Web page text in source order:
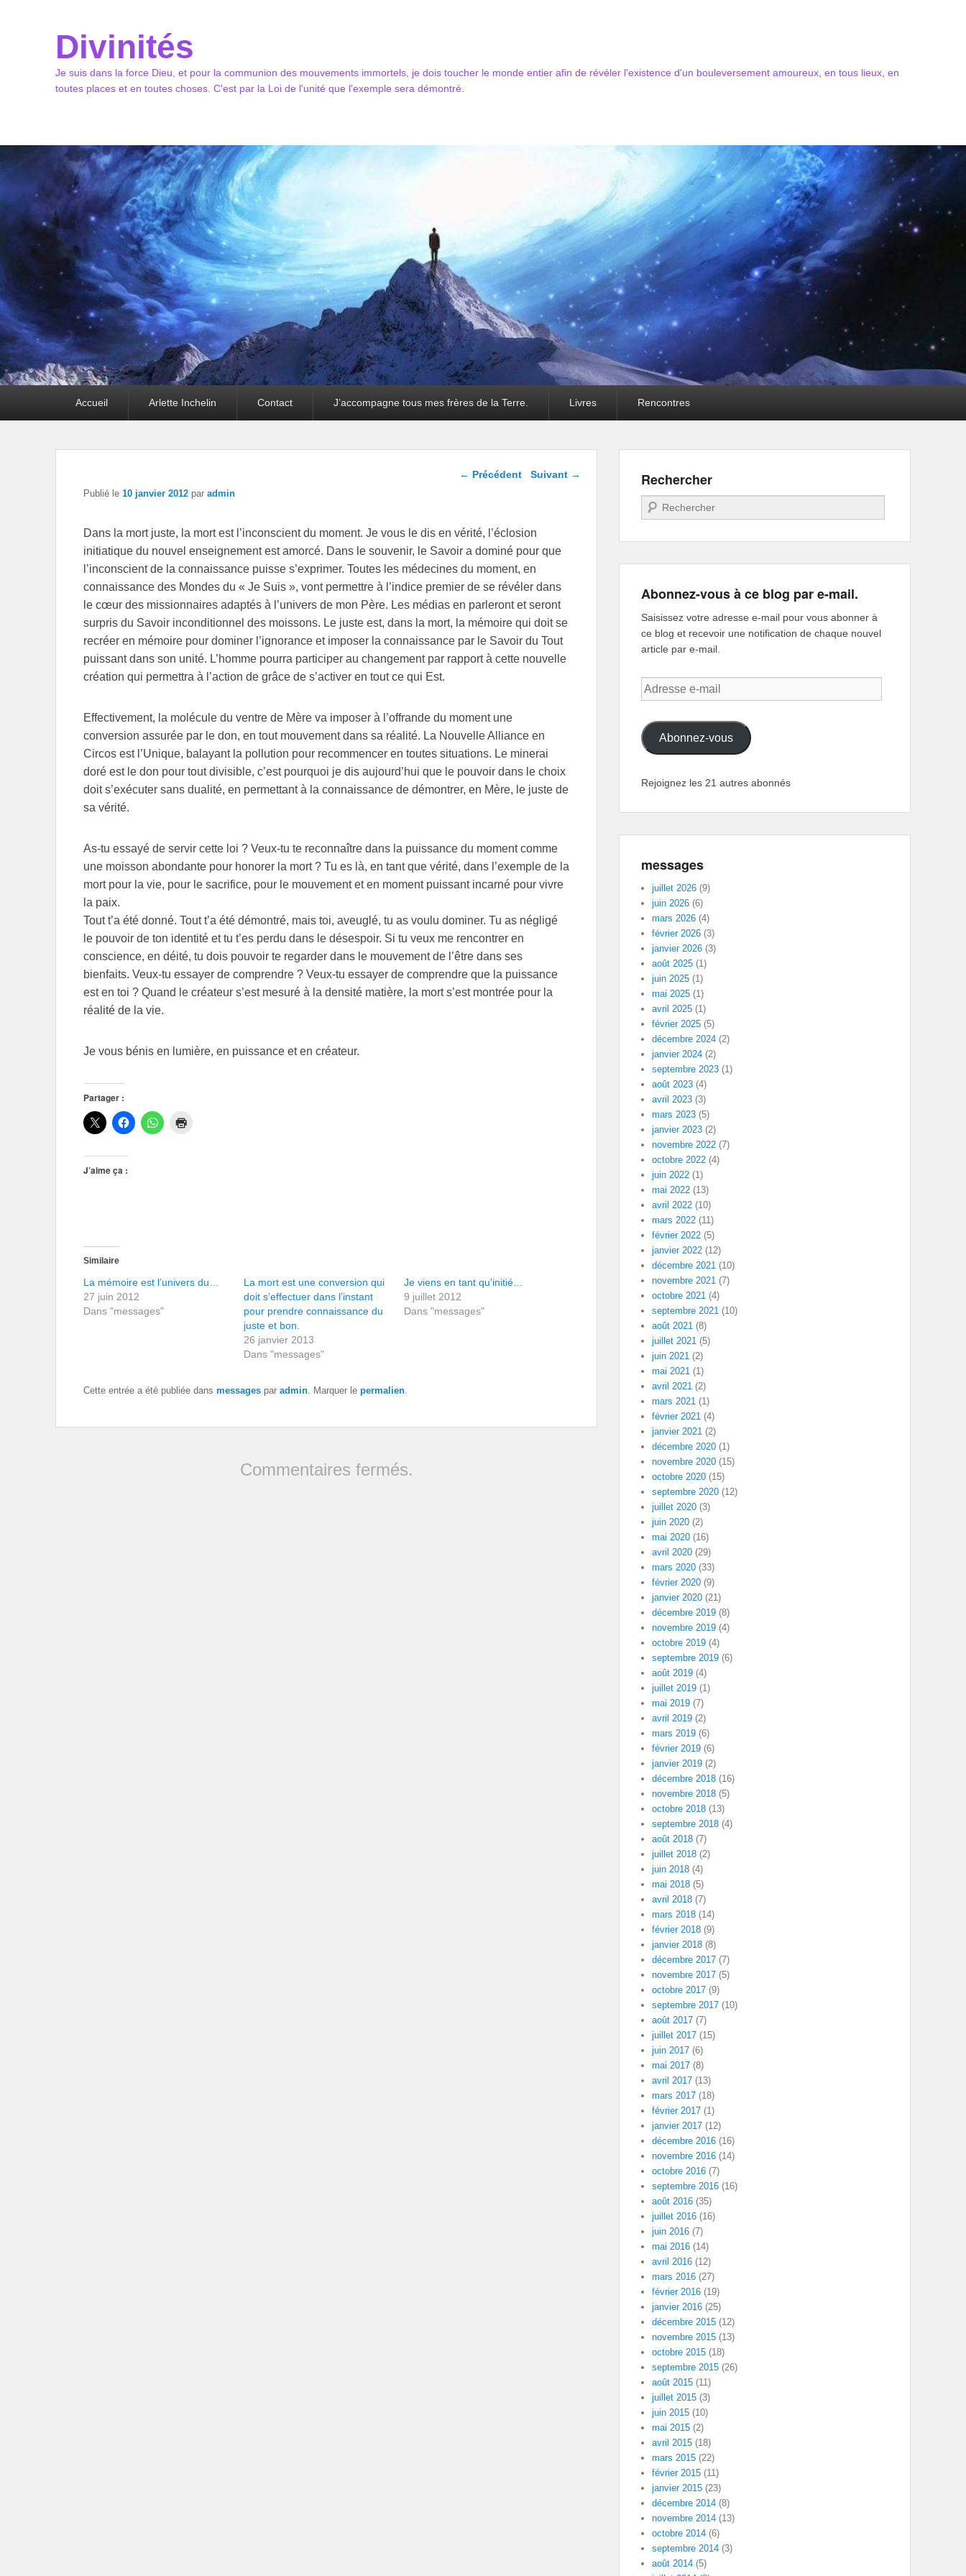
Divinités
Je suis dans la force Dieu, et pour la communion des mouvements immortels, je dois toucher le monde entier afin de révéler l'existence d'un bouleversement amoureux, en tous lieux, en
toutes places et en toutes choses. C'est par la Loi de l'unité que l'exemple sera démontré.
Accueil Arlette Inchelin Contact J’accompagne tous mes frères de la Terre. Livres Rencontres
Navigation dans les
← Précédent Suivant →
Publié le 10 janvier 2012 par admin
Dans la mort juste, la mort est l’inconscient du moment. Je vous le dis en vérité, l’éclosion
initiatique du nouvel enseignement est amorcé. Dans le souvenir, le Savoir a dominé pour que
l’inconscient de la connaissance puisse s’exprimer. Toutes les médecines du moment, en
connaissance des Mondes du « Je Suis », vont permettre à l’indice premier de se révéler dans
le cœur des missionnaires adaptés à l’univers de mon Père. Les médias en parleront et seront
surpris du Savoir inconditionnel des moissons. Le juste est, dans la mort, la mémoire qui doit se
recréer en mémoire pour dominer l’ignorance et imposer la connaissance par le Savoir du Tout
puissant dans son unité. L’homme pourra participer au changement par rapport à cette nouvelle
création qui permettra à l’action de grâce de s’activer en tout ce qui Est.
Effectivement, la molécule du ventre de Mère va imposer à l’offrande du moment une
conversion assurée par le don, en tout mouvement dans sa réalité. La Nouvelle Alliance en
Circos est l’Unique, balayant la pollution pour recommencer en toutes situations. Le minerai
doré est le don pour tout divisible, c’est pourquoi je dis aujourd’hui que le pouvoir dans le choix
doit s’exécuter sans dualité, en permettant à la connaissance de démontrer, en Mère, le juste de
sa vérité.
As-tu essayé de servir cette loi ? Veux-tu te reconnaître dans la puissance du moment comme
une moisson abondante pour honorer la mort ? Tu es là, en tant que vérité, dans l’exemple de la
mort pour la vie, pour le sacrifice, pour le mouvement et en moment puissant incarné pour vivre
la paix.
Tout t’a été donné. Tout t’a été démontré, mais toi, aveuglé, tu as voulu dominer. Tu as négligé
le pouvoir de ton identité et tu t’es perdu dans le désespoir. Si tu veux me rencontrer en
conscience, en déité, tu dois pouvoir te regarder dans le mouvement de l’être dans ses
bienfaits. Veux-tu essayer de comprendre ? Veux-tu essayer de comprendre que la puissance
est en toi ? Quand le créateur s’est mesuré à la densité matière, la mort s’est montrée pour la
réalité de la vie.
Je vous bénis en lumière, en puissance et en créateur.
Partager :
J’aime ça :
Similaire
La mémoire est l’univers du…
27 juin 2012
Dans "messages"
La mort est une conversion qui
doit s’effectuer dans l’instant
pour prendre connaissance du
juste et bon.
26 janvier 2013
Dans "messages"
Je viens en tant qu'initié…
9 juillet 2012
Dans "messages"
Cette entrée a été publiée dans messages par admin . Marquer le permalien
Commentaires fermés.
Rechercher
Recherche
Abonnez-vous à ce blog par e-mail.
Saisissez votre adresse e-mail pour vous abonner à
ce blog et recevoir une notification de chaque nouvel
article par e-mail.
Adresse
e-
Abonnez-vous
Rejoignez les 21 autres abonnés
messages
juillet 2026 (9)
juin 2026 (6)
mars 2026 (4)
février 2026 (3)
janvier 2026 (3)
août 2025 (1)
juin 2025 (1)
mai 2025 (1)
avril 2025 (1)
février 2025 (5)
décembre 2024 (2)
janvier 2024 (2)
septembre 2023 (1)
août 2023 (4)
avril 2023 (3)
mars 2023 (5)
janvier 2023 (2)
novembre 2022 (7)
octobre 2022 (4)
juin 2022 (1)
mai 2022 (13)
avril 2022 (10)
mars 2022 (11)
février 2022 (5)
janvier 2022 (12)
décembre 2021 (10)
novembre 2021 (7)
octobre 2021 (4)
septembre 2021 (10)
août 2021 (8)
juillet 2021 (5)
juin 2021 (2)
mai 2021 (1)
avril 2021 (2)
mars 2021 (1)
février 2021 (4)
janvier 2021 (2)
décembre 2020 (1)
novembre 2020 (15)
octobre 2020 (15)
septembre 2020 (12)
juillet 2020 (3)
juin 2020 (2)
mai 2020 (16)
avril 2020 (29)
mars 2020 (33)
février 2020 (9)
janvier 2020 (21)
décembre 2019 (8)
novembre 2019 (4)
octobre 2019 (4)
septembre 2019 (6)
août 2019 (4)
juillet 2019 (1)
mai 2019 (7)
avril 2019 (2)
mars 2019 (6)
février 2019 (6)
janvier 2019 (2)
décembre 2018 (16)
novembre 2018 (5)
octobre 2018 (13)
septembre 2018 (4)
août 2018 (7)
juillet 2018 (2)
juin 2018 (4)
mai 2018 (5)
avril 2018 (7)
mars 2018 (14)
février 2018 (9)
janvier 2018 (8)
décembre 2017 (7)
novembre 2017 (5)
octobre 2017 (9)
septembre 2017 (10)
août 2017 (7)
juillet 2017 (15)
juin 2017 (6)
mai 2017 (8)
avril 2017 (13)
mars 2017 (18)
février 2017 (1)
janvier 2017 (12)
décembre 2016 (16)
novembre 2016 (14)
octobre 2016 (7)
septembre 2016 (16)
août 2016 (35)
juillet 2016 (16)
juin 2016 (7)
mai 2016 (14)
avril 2016 (12)
mars 2016 (27)
février 2016 (19)
janvier 2016 (25)
décembre 2015 (12)
novembre 2015 (13)
octobre 2015 (18)
septembre 2015 (26)
août 2015 (11)
juillet 2015 (3)
juin 2015 (10)
mai 2015 (2)
avril 2015 (18)
mars 2015 (22)
février 2015 (11)
janvier 2015 (23)
décembre 2014 (8)
novembre 2014 (13)
octobre 2014 (6)
septembre 2014 (3)
août 2014 (5)